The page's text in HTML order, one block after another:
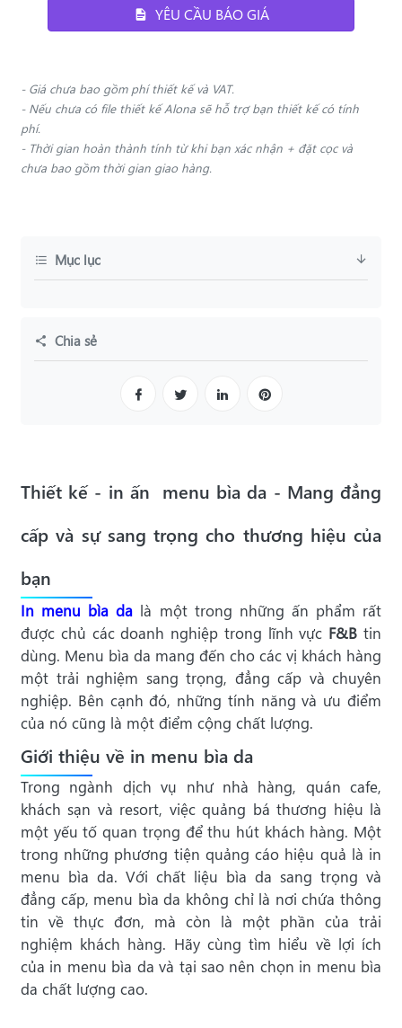
YÊU CẦU BÁO GIÁ
- Giá chưa bao gồm phí thiết kế và VAT.
- Nếu chưa có file thiết kế Alona sẽ hỗ trợ bạn thiết kế có tính
phí.
- Thời gian hoàn thành tính từ khi bạn xác nhận + đặt cọc và
chưa bao gồm thời gian giao hàng.
Thiết kế - in ấn menu bìa da - Mang đẳng
cấp và sự sang trọng cho thương hiệu của
bạn
In menu bìa da là một trong những ấn phẩm rất
được chủ các doanh nghiệp trong lĩnh vực F&B tin
dùng. Menu bìa da mang đến cho các vị khách hàng
một trải nghiệm sang trọng, đẳng cấp và chuyên
nghiệp. Bên cạnh đó, những tính năng và ưu điểm
của nó cũng là một điểm cộng chất lượng.
Giới thiệu về in menu bìa da
Trong ngành dịch vụ như nhà hàng, quán cafe,
khách sạn và resort, việc quảng bá thương hiệu là
một yếu tố quan trọng để thu hút khách hàng. Một
trong những phương tiện quảng cáo hiệu quả là in
menu bìa da. Với chất liệu bìa da sang trọng và
đẳng cấp, menu bìa da không chỉ là nơi chứa thông
tin về thực đơn, mà còn là một phần của trải
nghiệm khách hàng. Hãy cùng tìm hiểu về lợi ích
của in menu bìa da và tại sao nên chọn in menu bìa
da chất lượng cao.
Mục lục
Chia sẻ